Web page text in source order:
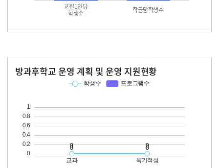
교원1인당
학생수 학급당학생수
방과후학교 운영 계획 및 운영 지원현황